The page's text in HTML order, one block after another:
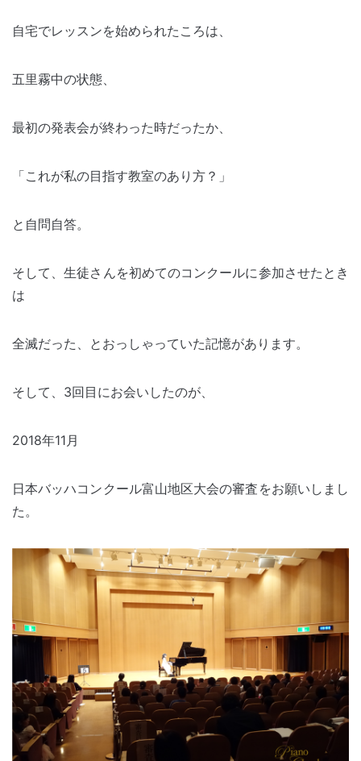
自宅でレッスンを始められたころは、
五里霧中の状態、
最初の発表会が終わった時だったか、
「これが私の目指す教室のあり方？」
と自問自答。
そして、生徒さんを初めてのコンクールに参加させたとき
は
全滅だった、とおっしゃっていた記憶があります。
そして、3回目にお会いしたのが、
2018年11月
日本バッハコンクール富山地区大会の審査をお願いしまし
た。